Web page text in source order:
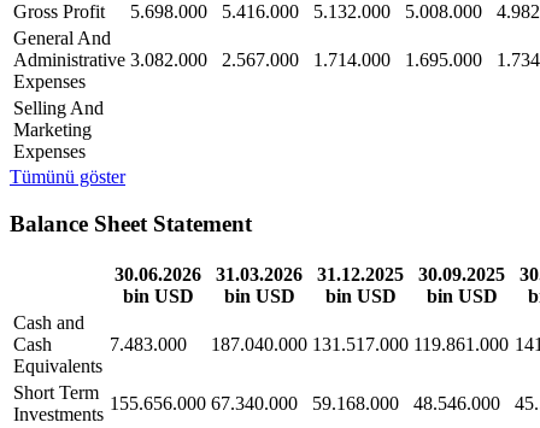
Gross Profit
5.698.000 5.416.000 5.132.000 5.008.000
General And
Administrative
Expenses
3.082.000 2.567.000 1.714.000 1.695.000
Selling And
Marketing
Expenses
Tümünü göster
Balance Sheet Statement
30.06.2026
bin USD
31.03.2026
bin USD
31.12.2025
bin USD
30.09.2025
bin USD
Cash and
Cash
Equivalents
7.483.000 187.040.000 131.517.000 119.861.000
Short Term
Investments
155.656.000 67.340.000 59.168.000 48.546.000